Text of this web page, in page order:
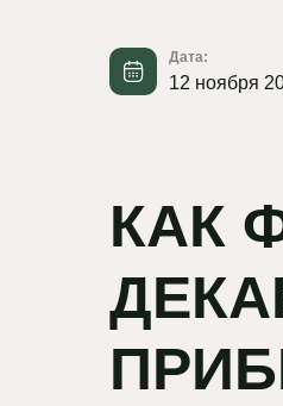
12 ноября
Дата:
КАК